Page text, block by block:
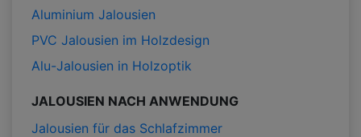
Aluminium Jalousien
PVC Jalousien im Holzdesign
Alu-Jalousien in Holzoptik
JALOUSIEN NACH ANWENDUNG
Jalousien für das Schlafzimmer